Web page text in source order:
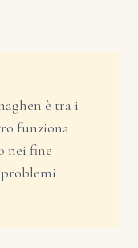
è tra i
funziona
nei fine